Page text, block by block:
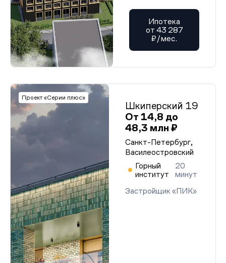
Ипотека
от 43 287
₽/мес.
Проект «Серии плюс»
Шкиперский 19
От 14,8 до
48,3 млн ₽
Санкт-Петербург,
Василеостровский
Горный
институт
20
минут
Застройщик «ПИК»